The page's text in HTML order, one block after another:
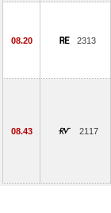
08.20 2313
08.43 2117